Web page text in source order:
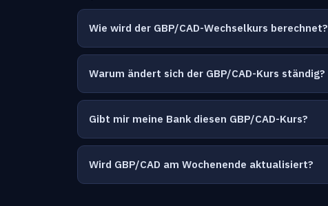
Wie wird der GBP/CAD-Wechselkurs berechnet?
Warum ändert sich der GBP/CAD-Kurs ständig?
Gibt mir meine Bank diesen GBP/CAD-Kurs?
Wird GBP/CAD am Wochenende aktualisiert?